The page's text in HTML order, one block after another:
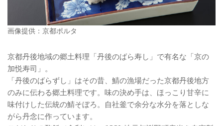
画像提供：京都ポルタ
京都丹後地域の郷土料理「丹後のばら寿し」で有名な「京の
加悦寿司」。
「丹後のばらずし」はその昔、鯖の漁場だった京都丹後地方
のみに伝わる郷土料理です。味の決め手は、ほっこり甘辛に
味付けした伝統の鯖そぼろ。自社釜で余分な水分を落としな
がら丹念に作っています。